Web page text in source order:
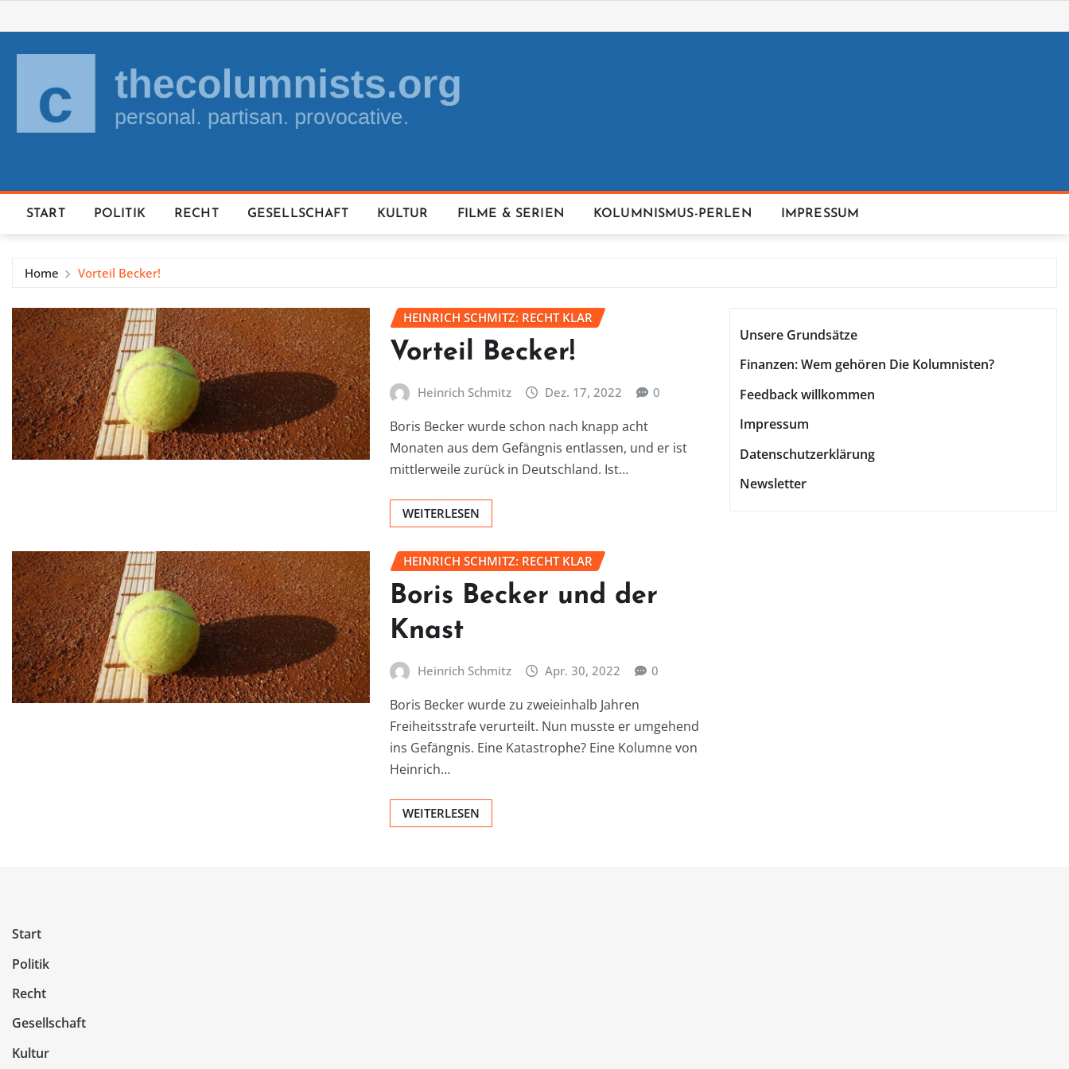
to
content
START POLITIK RECHT GESELLSCHAFT KULTUR FILME & SERIEN KOLUMNISMUS-PERLEN IMPRESSUM
Home Vorteil Becker!
HEINRICH SCHMITZ: RECHT KLAR
Vorteil Becker!
Heinrich Schmitz Dez. 17, 2022 0
Boris Becker wurde schon nach knapp acht
Monaten aus dem Gefängnis entlassen, und er ist
mittlerweile zurück in Deutschland. Ist…
WEITERLESEN
HEINRICH SCHMITZ: RECHT KLAR
Boris Becker und der
Knast
Heinrich Schmitz Apr. 30, 2022 0
Boris Becker wurde zu zweieinhalb Jahren
Freiheitsstrafe verurteilt. Nun musste er umgehend
ins Gefängnis. Eine Katastrophe? Eine Kolumne von
Heinrich…
WEITERLESEN
Unsere Grundsätze
Finanzen: Wem gehören Die Kolumnisten?
Feedback willkommen
Impressum
Datenschutzerklärung
Newsletter
Start
Politik
Recht
Gesellschaft
Kultur